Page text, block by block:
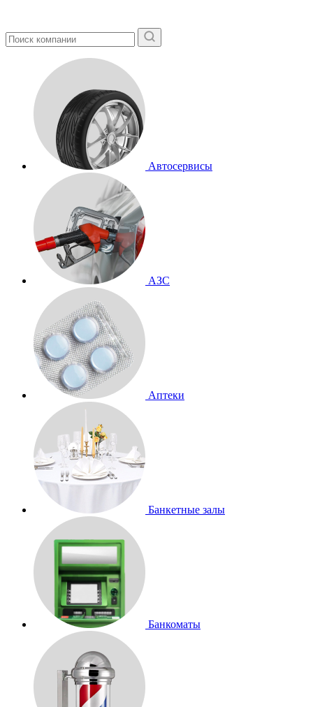
Автосервисы
АЗС
Аптеки
Банкетные залы
Банкоматы